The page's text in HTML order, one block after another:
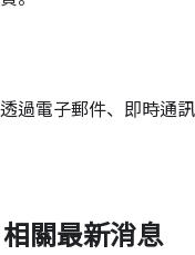
過電子郵件、即時通訊
關最新消息